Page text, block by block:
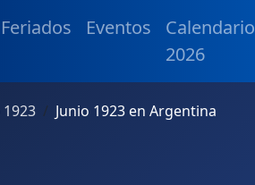
Feriados Eventos
Calendario
2026
Junio 1923 en Argentina